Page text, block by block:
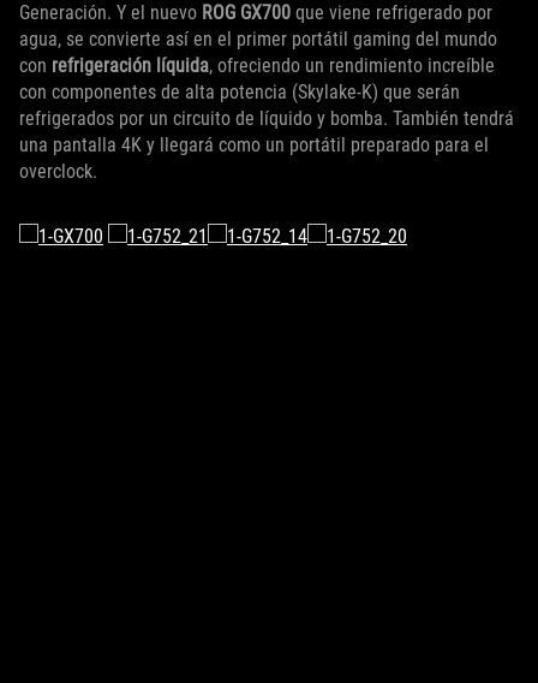
Generación. Y el nuevo ROG GX700 que viene refrigerado por
agua, se convierte así en el primer portátil gaming del mundo
con refrigeración líquida, ofreciendo un rendimiento increíble
con componentes de alta potencia (Skylake-K) que serán
refrigerados por un circuito de líquido y bomba. También tendrá
una pantalla 4K y llegará como un portátil preparado para el
overclock.